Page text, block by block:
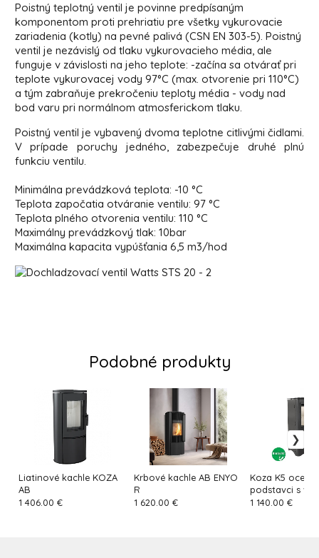
Poistný teplotný ventil je povinne predpísaným
komponentom proti prehriatiu pre všetky vykurovacie
zariadenia (kotly) na pevné palivá (CSN EN 303-5). Poistný
ventil je nezávislý od tlaku vykurovacieho média, ale
funguje v závislosti na jeho teplote: -začína sa otvárať pri
teplote vykurovacej vody 97°C (max. otvorenie pri 110°C)
a tým zabraňuje prekročeniu teploty média - vody nad
bod varu pri normálnom atmosferickom tlaku.
Poistný ventil je vybavený dvoma teplotne citlivými čidlami.
V prípade poruchy jedného, zabezpečuje druhé plnú
funkciu ventilu.
Minimálna prevádzková teplota: -10 °C
Teplota započatia otváranie ventilu: 97 °C
Teplota plného otvorenia ventilu: 110 °C
Maximálny prevádzkový tlak: 10bar
Maximálna kapacita vypúšťania 6,5 m3/hod
Podobné produkty
Liatinové kachle KOZA
AB
1 406.00 €
Krbové kachle AB ENYO
R
1 620.00 €
Koza K5
podstavci s
na drevo s
1 140.00 €